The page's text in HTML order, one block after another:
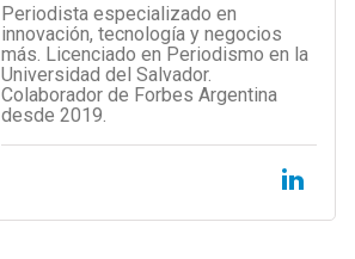
Periodista especializado en
innovación, tecnología y negocios
más. Licenciado en Periodismo en la
Universidad del Salvador.
Colaborador de Forbes Argentina
desde 2019.